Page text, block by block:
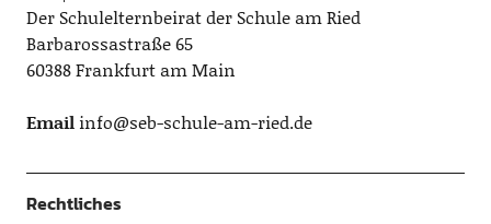
Der Schulelternbeirat der Schule am Ried
Barbarossastraße 65
60388 Frankfurt am Main
Emailinfo@seb-schule-am-ried.de
Rechtliches